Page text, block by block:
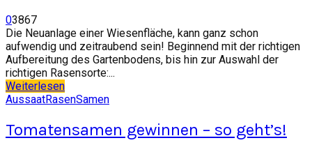
03867
Die Neuanlage einer Wiesenfläche, kann ganz schon
aufwendig und zeitraubend sein! Beginnend mit der richtigen
Aufbereitung des Gartenbodens, bis hin zur Auswahl der
richtigen Rasensorte:...
Weiterlesen
AussaatRasenSamen
Tomatensamen gewinnen – so geht’s!